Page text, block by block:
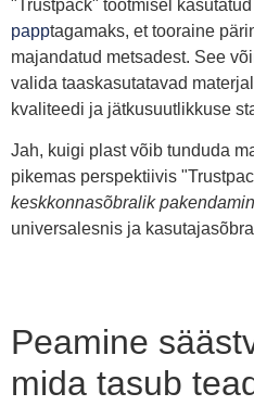
"Trustpack" tootmisel kasutatud
papptagamaks, et tooraine
majandatud metsadest. See
valida taaskasutatavad
kvaliteedi ja jätkusuutlikkuse
Jah, kuigi plast võib tunduda
pikemas perspektiivis
keskkonnasõbralik
universalesnis ja
Peamine
mida tasub